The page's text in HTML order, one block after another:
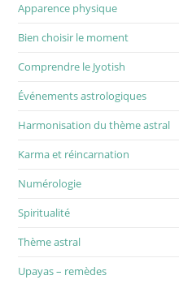
Apparence physique
Bien choisir le moment
Comprendre le Jyotish
Événements astrologiques
Harmonisation du thème astral
Karma et réincarnation
Numérologie
Spiritualité
Thème astral
Upayas – remèdes